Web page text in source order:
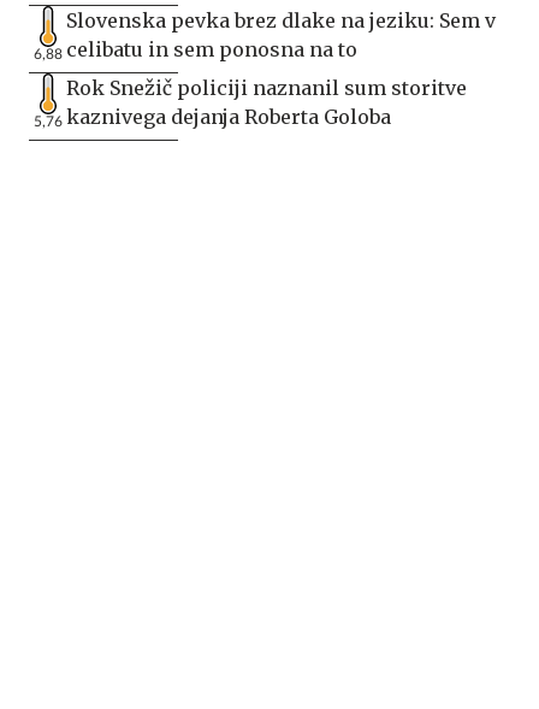
6,88
Slovenska pevka brez dlake na jeziku: Sem v
celibatu in sem ponosna na to
5,76
Rok Snežič policiji naznanil sum storitve
kaznivega dejanja Roberta Goloba